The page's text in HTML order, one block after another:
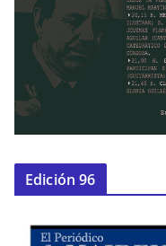
Edición 96